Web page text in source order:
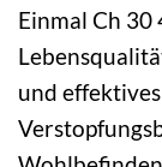
Einmal Ch 30
und